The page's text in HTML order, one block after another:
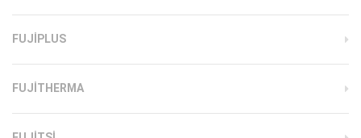
FUJIPLUS
FUJITHERMA